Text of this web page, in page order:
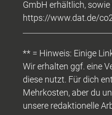
GmbH erhältlich,
https://www.dat.de/
** = Hinweis: Einige
Wir erhalten ggf. eine
diese nutzt. Für dich
Mehrkosten, aber du
unsere redaktionelle